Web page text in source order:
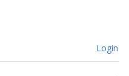
Login